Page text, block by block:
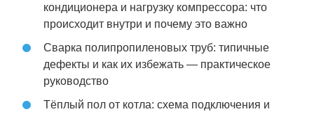
кондиционера и нагрузку компрессора: что
происходит внутри и почему это важно
Сварка полипропиленовых труб: типичные
дефекты и как их избежать — практическое
руководство
Тёплый пол от котла: схема подключения и